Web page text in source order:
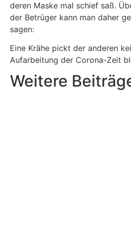
deren Maske mal schief saß.
der Betrüger kann man daher
sagen:
Eine Krähe pickt der anderen
Aufarbeitung der Corona-Zeit
Weitere